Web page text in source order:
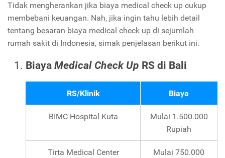
Tidak mengherankan jika biaya medical check up cukup
membebani keuangan. Nah, jika ingin tahu lebih detail
tentang besaran biaya medical check up di sejumlah
rumah sakit di Indonesia, simak penjelasan berikut ini.
Biaya Medical Check Up RS di Bali
RS/Klinik Biaya
BIMC Hospital Kuta
Mulai 1.500.000
Rupiah
Tirta Medical Center
Mulai 750.000